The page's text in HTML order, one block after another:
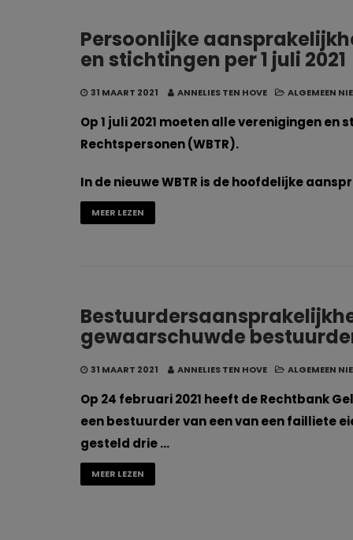
Persoonlijke
en stichtingen per 1 juli 2021
31 MAART 2021 ANNELIES TEN HOVE ALGEMEEN
Op 1 juli 2021 moeten alle verenigingen
Rechtspersonen (WBTR).
In de nieuwe WBTR is de hoofdelijke
MEER LEZEN
gewaarschuwde
31 MAART 2021 ANNELIES TEN HOVE ALGEMEEN
Op 24 februari 2021 heeft de Rechtbank
een bestuurder van een van een failliete
gesteld drie …
MEER LEZEN